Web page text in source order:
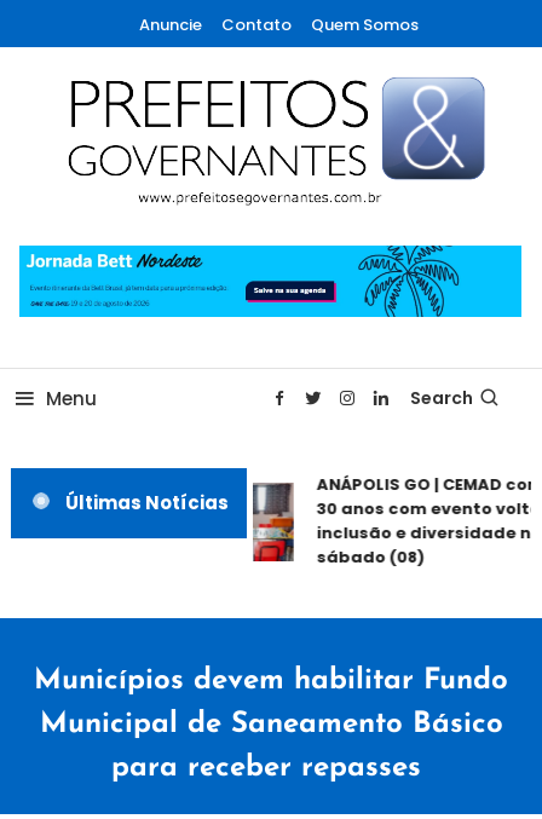
To
Content
Anuncie Contato Quem Somos
Prefeitos & Governantes
Menu Search
Últimas Notícias
ANÁPOLIS GO | CEMAD
30 anos com evento
inclusão e diversidade
sábado (08)
Municípios devem habilitar Fundo
Municipal de Saneamento Básico
para receber repasses